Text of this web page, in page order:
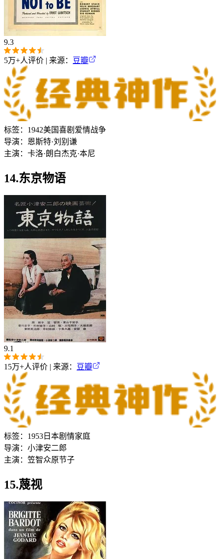
9.3
5万+人评价 | 来源： 豆瓣
标签： 1942美国喜剧 爱情战争
导演： 恩斯特·刘别谦
主演： 卡洛·朗白杰克·本尼
14.东京物语
9.1
15万+人评价 | 来源： 豆瓣
标签： 1953 日本剧情家庭
导演： 小津安二郎
主演： 笠智众原节子
15.蔑视